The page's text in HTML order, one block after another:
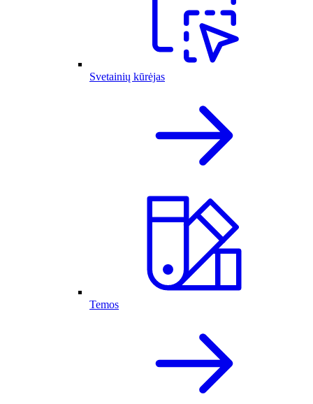
Svetainių kūrėjas
Temos